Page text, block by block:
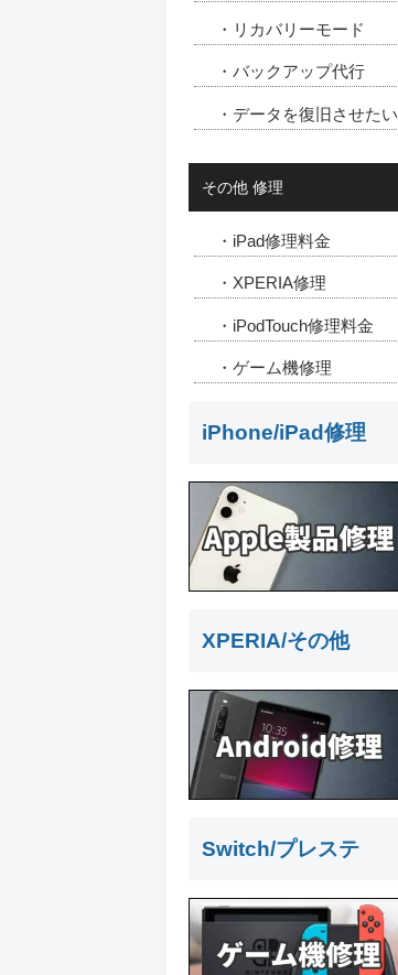
・リカバリーモード
・バックアップ代行
・データを復旧させたい
その他 修理
・iPad修理料金
・XPERIA修理
・iPodTouch修理料金
・ゲーム機修理
iPhone/iPad修理
XPERIA/その他
Switch/プレステ